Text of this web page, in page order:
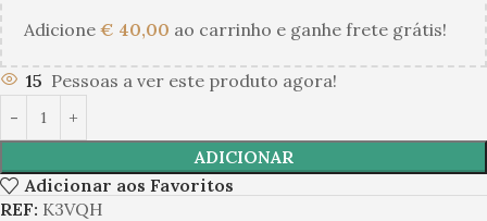
Adicione € 40,00 ao carrinho e ganhe frete grátis!
15 Pessoas a ver este produto agora!
ADICIONAR
Adicionar aos Favoritos
REF: K3VQH